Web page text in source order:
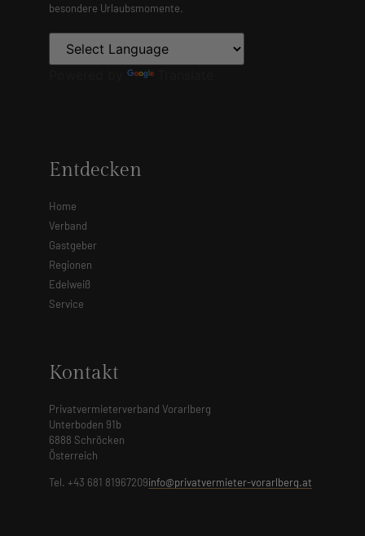
besondere Urlaubsmomente.
Entdecken
Home
Verband
Gastgeber
Regionen
Edelweiß
Service
Kontakt
Privatvermieterverband Vorarlberg
Unterboden 91b
6888 Schröcken
Österreich
Tel. +43 681 81967209info@privatvermieter-vorarlberg.at